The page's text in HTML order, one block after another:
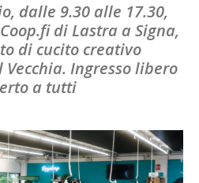
dalle 9.30 alle 17.30,
di Lastra a Signa,
di cucito creativo
Ingresso libero
a tutti